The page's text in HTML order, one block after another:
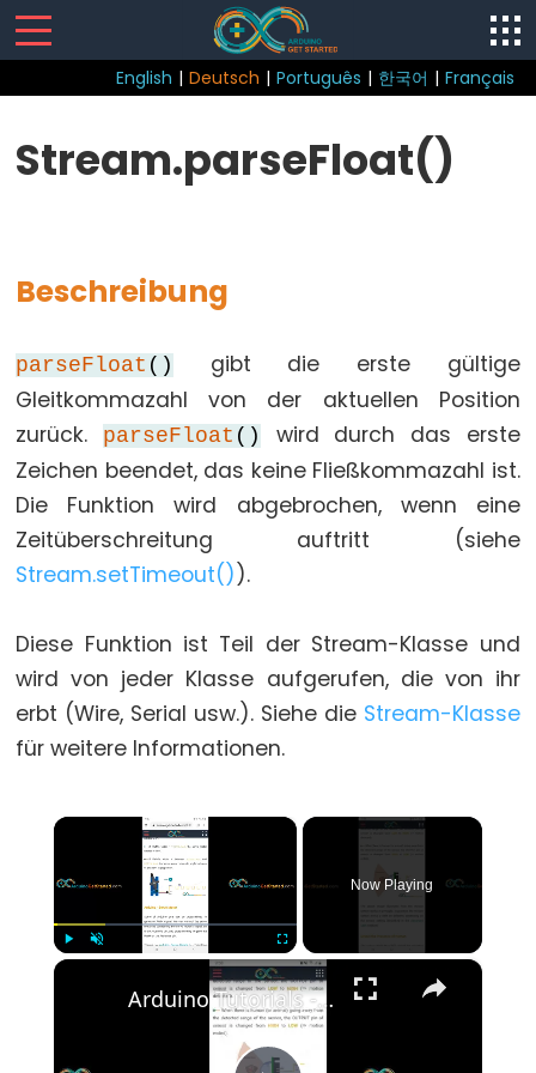
English | Deutsch | Português | 한국어 | Français
Structure
break
continue
do...while
else
for
if
return
switch...case
while
Further
Stream.parseFloat()
Beschreibung
parseFloat ()
gibt die erste gültige
Gleitkommazahl von der aktuellen Position
zurück.
parseFloat ()
wird durch das erste
Zeichen beendet, das keine Fließkommazahl ist.
Die Funktion wird abgebrochen, wenn eine
Zeitüberschreitung auftritt (siehe
Stream.setTimeout() ).
Diese Funktion ist Teil der Stream-Klasse und
wird von jeder Klasse aufgerufen, die von ihr
erbt (Wire, Serial usw.). Siehe die Stream-Klasse
für weitere Informationen.
×
Fullscreen
Now Playing
×
Arduino Tutorials - Quick Look v1